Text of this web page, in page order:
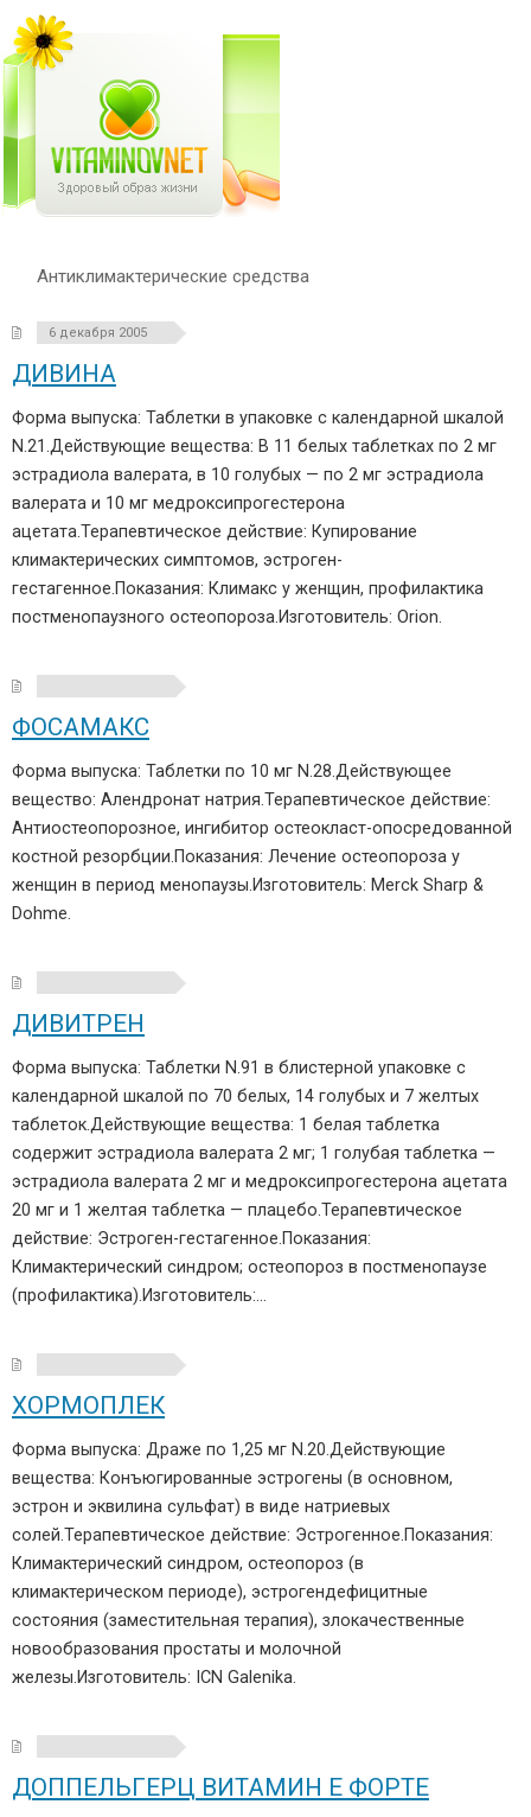
Антиклимактерические средства
6 декабря 2005
ДИВИНА
Форма выпуска: Таблетки в упаковке с календарной шкалой
N.21.Действующие вещества: В 11 белых таблетках по 2 мг
эстрадиола валерата, в 10 голубых — по 2 мг эстрадиола
валерата и 10 мг медроксипрогестерона
ацетата.Терапевтическое действие: Купирование
климактерических симптомов, эстроген-
гестагенное.Показания: Климакс у женщин, профилактика
постменопаузного остеопороза.Изготовитель: Orion.
ФОСАМАКС
Форма выпуска: Таблетки по 10 мг N.28.Действующее
вещество: Алендронат натрия.Терапевтическое действие:
Антиостеопорозное, ингибитор остеокласт-опосредованной
костной резорбции.Показания: Лечение остеопороза у
женщин в период менопаузы.Изготовитель: Merck Sharp &
Dohme.
ДИВИТРЕН
Форма выпуска: Таблетки N.91 в блистерной упаковке с
календарной шкалой по 70 белых, 14 голубых и 7 желтых
таблеток.Действующие вещества: 1 белая таблетка
содержит эстрадиола валерата 2 мг; 1 голубая таблетка —
эстрадиола валерата 2 мг и медроксипрогестерона ацетата
20 мг и 1 желтая таблетка — плацебо.Терапевтическое
действие: Эстроген-гестагенное.Показания:
Климактерический синдром; остеопороз в постменопаузе
(профилактика).Изготовитель:…
ХОРМОПЛЕК
Форма выпуска: Драже по 1,25 мг N.20.Действующие
вещества: Конъюгированные эстрогены (в основном,
эстрон и эквилина сульфат) в виде натриевых
солей.Терапевтическое действие: Эстрогенное.Показания:
Климактерический синдром, остеопороз (в
климактерическом периоде), эстрогендефицитные
состояния (заместительная терапия), злокачественные
новообразования простаты и молочной
железы.Изготовитель: ICN Galenika.
ДОППЕЛЬГЕРЦ ВИТАМИН Е ФОРТЕ